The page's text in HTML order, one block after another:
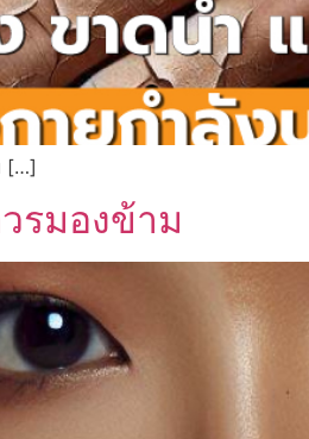
[…]
รมองข้าม